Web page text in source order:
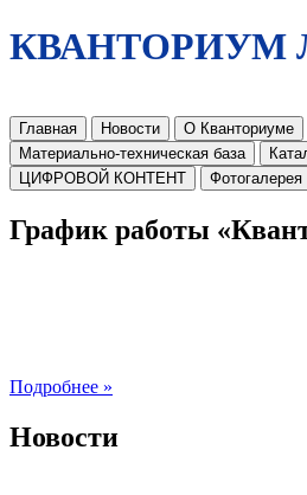
КВАНТОРИУМ
Главная Новости О Кванториуме
Материально-техническая база
ЦИФРОВОЙ КОНТЕНТ
Фотогалерея
График работы
Подробнее »
Новости